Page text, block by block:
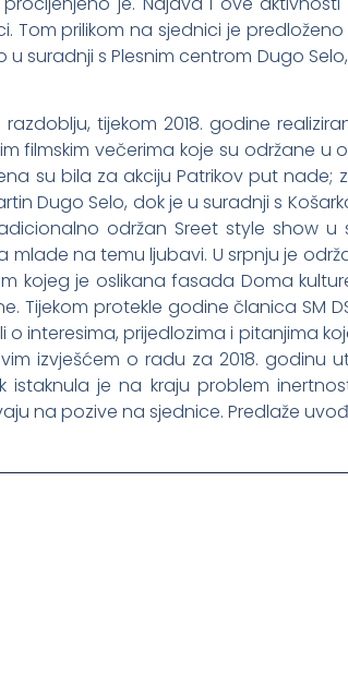
Tom prilikom na sjednici je
suradnji s Plesnim centrom Dugo
tijekom 2018. godine
filmskim večerima koje su održane u
su bila za akciju Patrikov put nade;
Dugo Selo, dok je u suradnji s
održan Sreet style show u
na temu ljubavi. U srpnju je
kojeg je oslikana fasada Doma
Tijekom protekle godine članica SM
interesima, prijedlozima i pitanjima
izvješćem o radu za 2018. godinu
istaknula je na kraju problem
na pozive na sjednice. Predlaže